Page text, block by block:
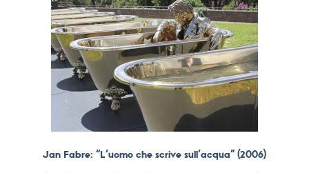
Jan Fabre: “L’uomo che scrive sull’acqua” (2006)